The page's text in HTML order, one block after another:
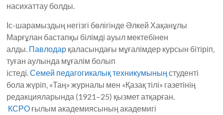
насихаттау болды.
Іс-шарамыздың негізгі бөлігінде Әлкей Хақанұлы
Марғұлан бастапқы бiлiмдi ауыл мектебiнен
алды. Павлодар қаласындағы мұғалiмдер курсын бiтiрiп‚
туған аулында мұғалiм болып
iстедi.Семей педагогикалық техникумының студентi
бола жүрiп‚ «Таң» журналы мен «Қазақ тiлi» газетiнiң
редакцияларында (1921–25) қызмет атқарған.
КСРОғылым академиясының академигі